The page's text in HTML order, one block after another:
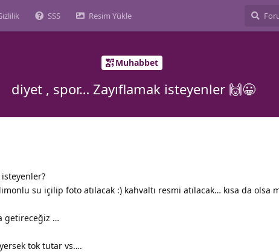
SSS Resim Yükle
Muhabbet
diyet , spor… Zayıflamak isteyenler 🙌😀
su içilip foto atılacak :) kahvaltı resmi atılacak… kısa da olsa
getireceğiz …
tok tutar vs….